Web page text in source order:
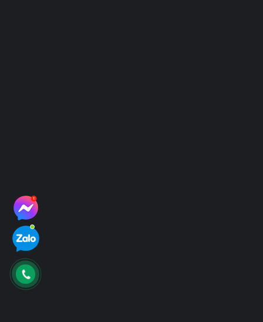
Liên hệ
Dịch vụ
Xét Nghiệm ADN Huyết Thống
Xét Nghiệm ADN Thai Nhi
Xét Nghiệm ADN Pháp Lý
Xét Nghiệm NIPT